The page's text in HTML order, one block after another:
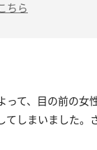
ちら
って、目の前の女
てしまいました。